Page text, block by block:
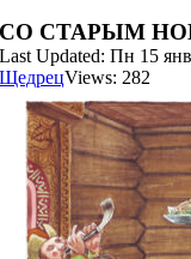
СО СТАРЫМ
Last Updated: Пн 15
ЩедрецViews: 282